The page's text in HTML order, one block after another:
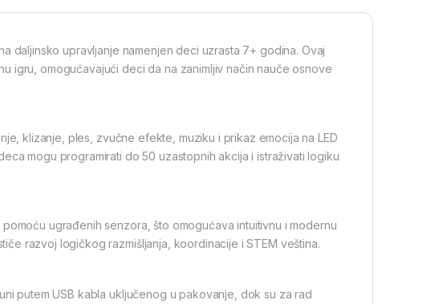
daljinsko upravljanje namenjen deci uzrasta 7+ godina. Ovaj
igru, omogućavajući deci da na zanimljiv način nauče osnove
klizanje, ples, zvučne efekte, muziku i prikaz emocija na LED
mogu programirati do 50 uzastopnih akcija i istraživati logiku
ugrađenih senzora, što omogućava intuitivnu i modernu
razvoj logičkog razmišljanja, koordinacije i STEM veština.
putem USB kabla uključenog u pakovanje, dok su za rad